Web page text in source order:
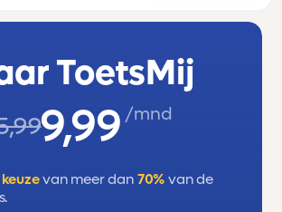
ToetsMij
9,99 /mnd
van meer dan 70% van de